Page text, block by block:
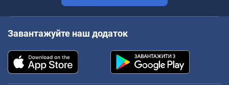
Завантажуйте наш додаток